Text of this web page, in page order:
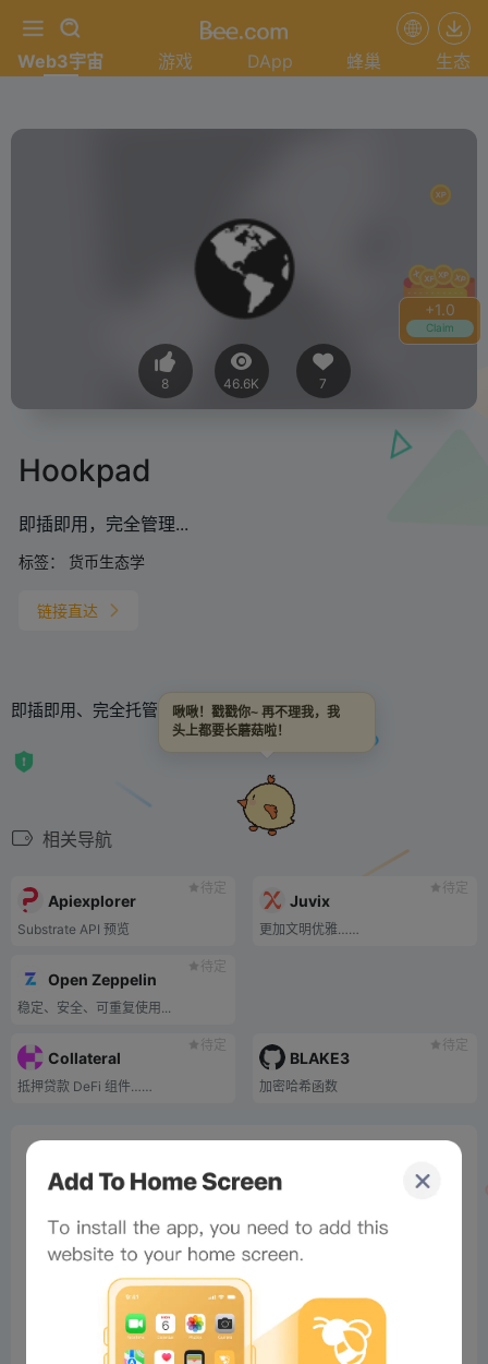
+1.0
Claim
Web3宇宙 游戏 DApp 蜂巢 生态
8 46.6K 7
Hookpad
即插即用，完全管理...
标签： 货币生态学
链接直达
即插即用、完全托管的区块链事件处理解决方案
相关导航
待定
Apiexplorer
Substrate API 预览
待定
Juvix
更加文明优雅……
待定
Open Zeppelin
稳定、安全、可重复使用...
待定
Collateral
抵押贷款 DeFi 组件……
待定
BLAKE3
加密哈希函数
tbd
Comments (0)
啾啾！戳戳你~ 再不理我，我
头上都要长蘑菇啦！